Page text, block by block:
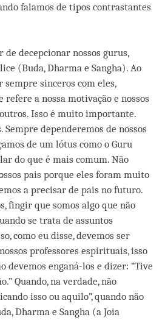
falamos de tipos contrastantes
decepcionar nossos gurus,
(Buda, Dharma e Sangha). Ao
sempre sinceros com eles,
refere a nossa motivação e nossos
Isso é muito importante.
Sempre dependeremos de nossos
de um lótus como o Guru
do que é mais comum. Não
pais porque eles foram muito
a precisar de pais no futuro.
fingir que somos algo que não
se trata de assuntos
como eu disse, devemos ser
professores espirituais, isso
devemos enganá-los e dizer: “Tive
Quando, na verdade, não
isso ou aquilo”, quando não
Dharma e Sangha (a Joia